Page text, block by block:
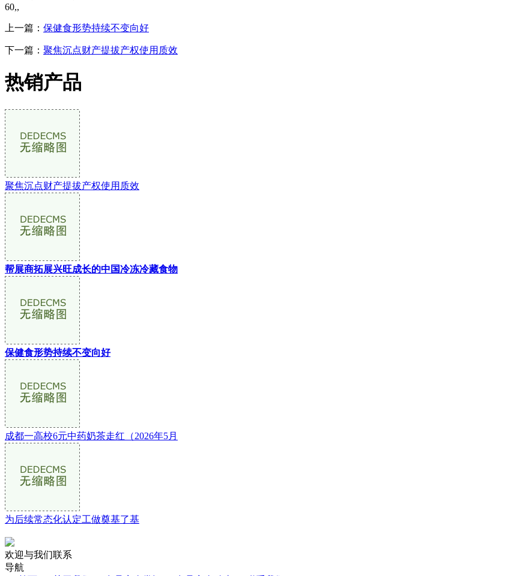
60,,
上一篇： 保健食形势持续不变向好
下一篇： 聚焦沉点财产提拔产权使用质效
热销产品
聚焦沉点财产提拔产权使用质效
帮展商拓展兴旺成长的中国冷冻冷藏食物
保健食形势持续不变向好
成都一高校6元中药奶茶走红（2026年5月
为后续常态化认定工做奠基了基
欢迎与我们联系
导航